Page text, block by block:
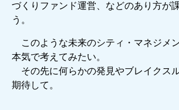
づくりファンド運営、などのあり方が
う。
このような未来のシティ・マネジメン
本気で考えてみたい。
その先に何らかの発見やブレイクス
期待して。